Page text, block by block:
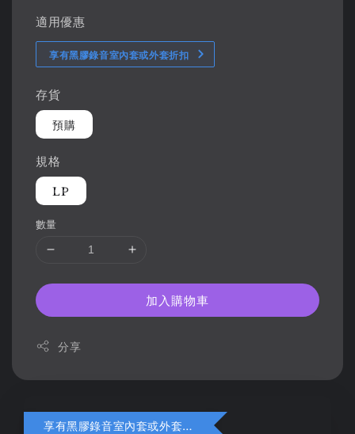
適用優惠
享有黑膠錄音室內套或外套折扣
存貨
預購
規格
LP
數量
加入購物車
分享
享有黑膠錄音室內套或外套折扣